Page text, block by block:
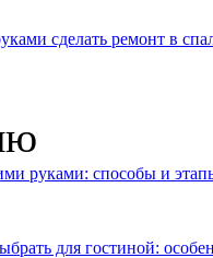
сделать ремонт в
руками: способы и
для гостиной: